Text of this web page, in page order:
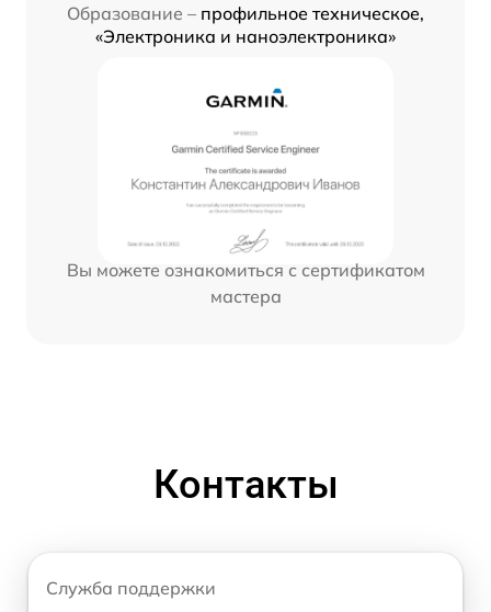
Образование – профильное техническое,
«Электроника и наноэлектроника»
Вы можете ознакомиться с сертификатом
мастера
Контакты
Служба поддержки